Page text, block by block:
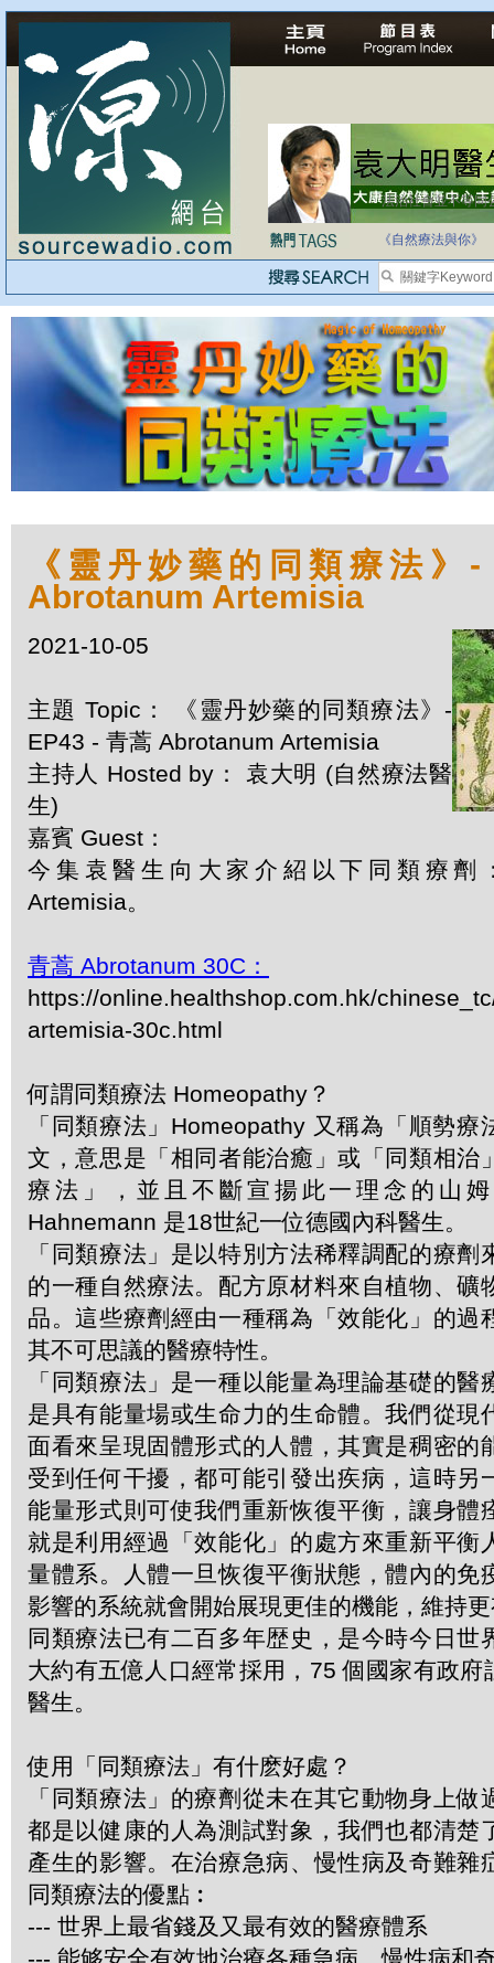
法治社會並不等同
自家教育合法化-
《自然療法與你》
《靈丹妙藥的同類療法》-
Abrotanum Artemisia
2021-10-05
主題 Topic： 《靈丹妙藥的同類療法》-
EP43 - 青蒿 Abrotanum Artemisia
主持人 Hosted by： 袁大明 (自然療法醫
生)
嘉賓 Guest：
今集袁醫生向大家介紹以下同類療劑
Artemisia。
青蒿 Abrotanum 30C：
https://online.healthshop.com.hk/
artemisia-30c.html
何謂同類療法 Homeopathy？
「同類療法」Homeopathy 又稱為「順勢療
文，意思是「相同者能治癒」或「同類相治
療法」，並且不斷宣揚此一理念的山
Hahnemann 是18世紀一位德國內科醫生。
「同類療法」是以特別方法稀釋調配的療劑
的一種自然療法。配方原材料來自植物、礦
品。這些療劑經由一種稱為「效能化」的過
其不可思議的醫療特性。
「同類療法」是一種以能量為理論基礎的醫
是具有能量場或生命力的生命體。我們從現
面看來呈現固體形式的人體，其實是稠密的
受到任何干擾，都可能引發出疾病，這時另
能量形式則可使我們重新恢復平衡，讓身體
就是利用經過「效能化」的處方來重新平衡
量體系。人體一旦恢復平衡狀態，體內的免
影響的系統就會開始展現更佳的機能，維持
同類療法已有二百多年歴史，是今時今日世
大約有五億人口經常採用，75 個國家有政府
醫生。
使用「同類療法」有什麽好處？
「同類療法」的療劑從未在其它動物身上做
都是以健康的人為測試對象，我們也都清楚
產生的影響。在治療急病、慢性病及奇難雜
同類療法的優點︰
--- 世界上最省錢及又最有效的醫療體系